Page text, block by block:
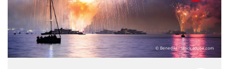
© Benedikt - stock.adobe.com